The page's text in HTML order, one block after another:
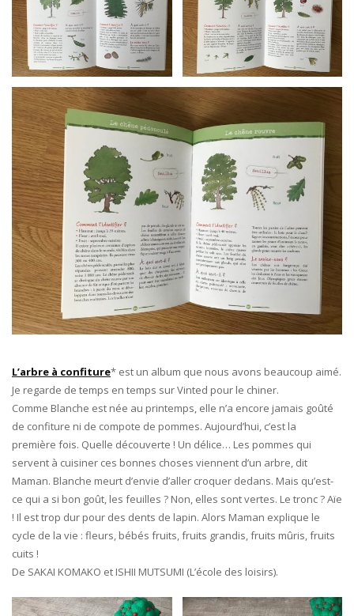
L’arbre à confiture* est un album que nous avons beaucoup aimé.
Je regarde de temps en temps sur Vinted pour le chiner.
Comme Blanche est née au printemps, elle n’a encore jamais goûté
de confiture ni de compote de pommes. Aujourd’hui, c’est la
première fois. Quelle découverte ! Un délice… Les pommes qui
servent à cuisiner ces bonnes choses viennent d’un arbre, dit
Maman. Blanche meurt d’envie d’aller croquer dedans. Mais qu’est-
ce qui a si bon goût, les feuilles ? Non, elles sont vertes. Le tronc ? Aïe
! Il est trop dur pour des dents de lapin. Alors Maman explique le
cycle de la vie : fleurs, bébés fruits, fruits grandis, fruits mûris, fruits
cuits !
De SAKAI KOMAKO et ISHII MUTSUMI (L’école des loisirs).